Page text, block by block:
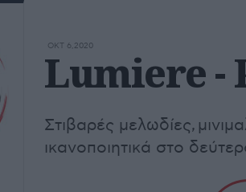
ΟΚΤ 6,2020
Lumiere -
Στιβαρές μελωδίες,
ικανοποιητικά στο